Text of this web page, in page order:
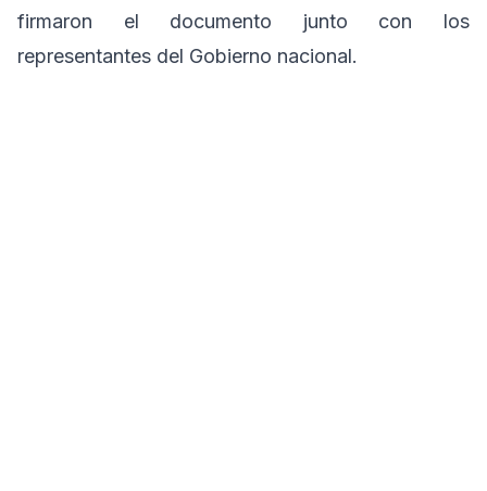
firmaron el documento junto con los
representantes del Gobierno nacional.